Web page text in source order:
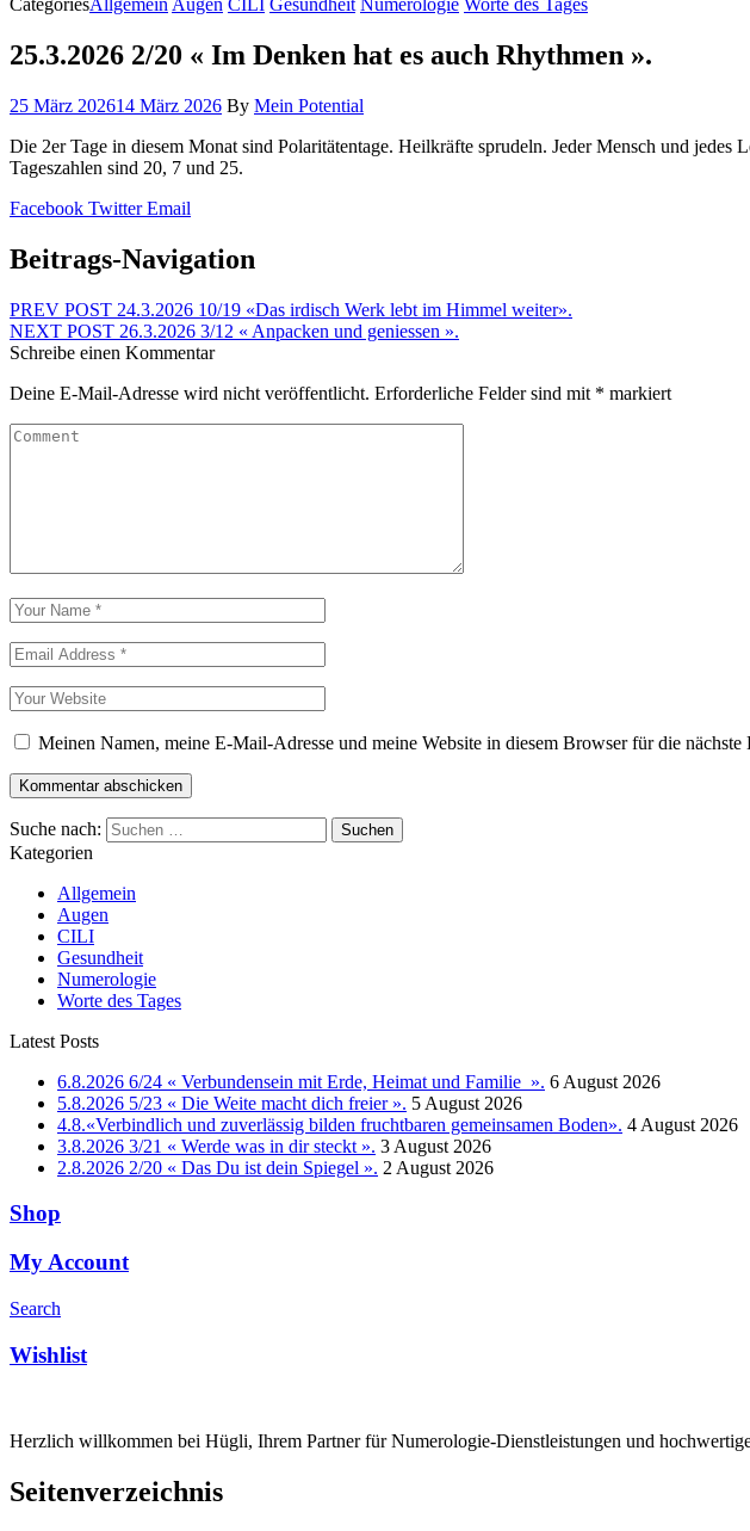
CategoriesAllgemein Augen CILI Gesundheit Numerologie Worte des Tages
25.3.2026 2/20 « Im Denken hat es auch Rhythmen ».
25 März 202614 März 2026 By Mein Potential
Die 2er Tage in diesem Monat sind Polaritätentage. Heilkräfte sprudeln. Jeder Mensch und
Tageszahlen sind 20, 7 und 25.
Facebook Twitter Email
Beitrags-Navigation
PREV POST 24.3.2026 10/19 «Das irdisch Werk lebt im Himmel weiter».
NEXT POST 26.3.2026 3/12 « Anpacken und geniessen ».
Schreibe einen Kommentar
Deine E-Mail-Adresse wird nicht veröffentlicht. Erforderliche Felder sind mit * markiert
Meinen Namen, meine E-Mail-Adresse und meine Website in diesem Browser für die nächste
Suche nach:
Kategorien
Allgemein
Augen
CILI
Gesundheit
Numerologie
Worte des Tages
Latest Posts
6.8.2026 6/24 « Verbundensein mit Erde, Heimat und Familie ». 6 August 2026
5.8.2026 5/23 « Die Weite macht dich freier ». 5 August 2026
4.8.«Verbindlich und zuverlässig bilden fruchtbaren gemeinsamen Boden». 4 August 2026
3.8.2026 3/21 « Werde was in dir steckt ». 3 August 2026
2.8.2026 2/20 « Das Du ist dein Spiegel ». 2 August 2026
Shop
My Account
Search
Wishlist
Herzlich willkommen bei Hügli, Ihrem Partner für Numerologie-Dienstleistungen und
Seitenverzeichnis